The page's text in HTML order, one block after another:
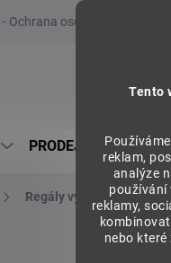
Tento
reklam,
analýze
používání
reklamy,
nebo
- Ochrana osobních údajů
PRODEJNÍ REGÁLY
Regály výška 1576 mm,